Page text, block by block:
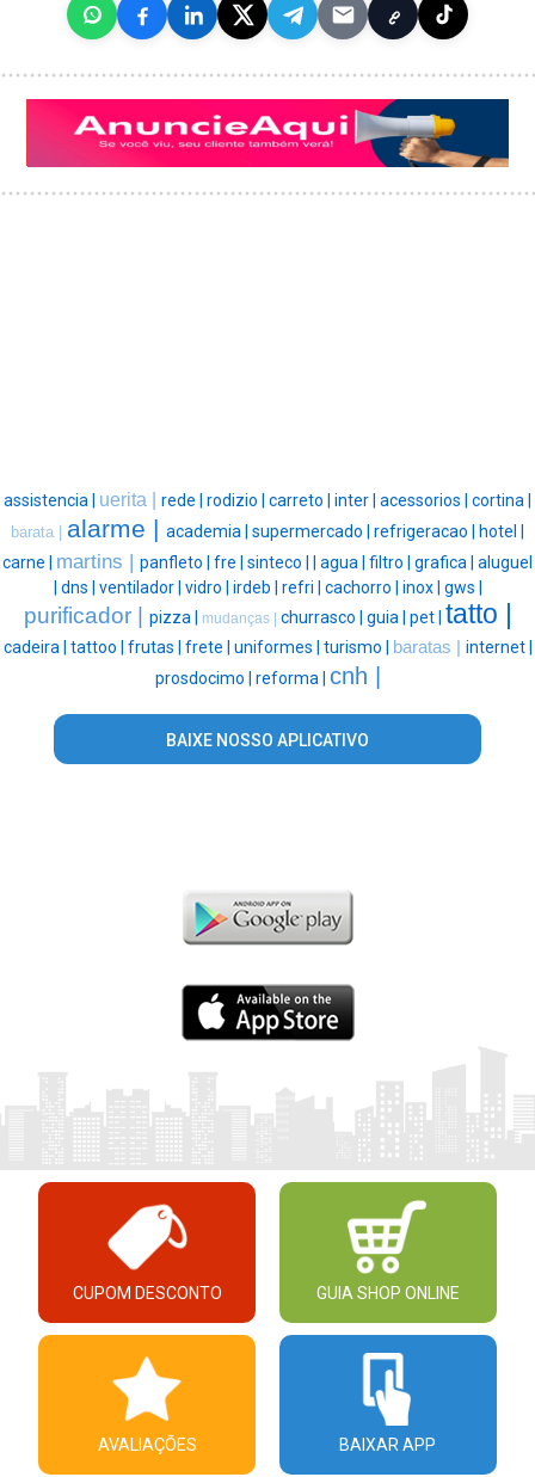
assistencia | uerita | rede | rodizio | carreto | inter | acessorios | cortina |
barata | alarme | academia | supermercado | refrigeracao |
hotel |
carne | martins | panfleto | fre | sinteco | agua | filtro | grafica | aluguel
dns | ventilador | vidro | irdeb | refri | cachorro | inox | gws |
purificador | pizza | mudanças | churrasco | guia | pet | tatto |
cadeira | tattoo | frutas | frete | uniformes | turismo | baratas | internet |
prosdocimo | reforma | cnh |
BAIXE NOSSO APLICATIVO
CUPOM DESCONTO GUIA SHOP ONLINE
AVALIAÇÕES BAIXAR APP